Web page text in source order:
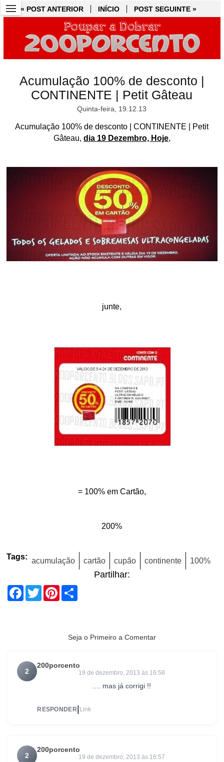
« POST ANTERIOR INÍCIO POST SEGUINTE »
Acumulação 100% de desconto |
CONTINENTE | Petit Gâteau
Quinta-feira, 19.12.13
Acumulação 100% de desconto | CONTINENTE | Petit
Gâteau, dia 19 Dezembro, Hoje,
junte,
= 100% em Cartão,
200%
Tags: acumulação cartão cupão continente 100%
Partilhar:
Facebook
TwitterPinterest
Seja o Primeiro a Comentar
2
200porcento
19 de dezembro, 2013 às 16:58
.... mas já corrigi !!
RESPONDER Link
2
200porcento
19 de dezembro, 2013 às 16:57
« POST ANTERIOR INÍCIO POST SEGUINTE »